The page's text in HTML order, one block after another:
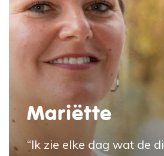
Mariëtte
“Ik zie elke dag wat de